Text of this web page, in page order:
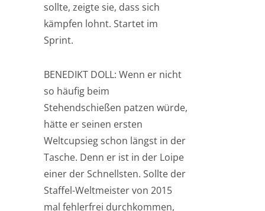
sollte, zeigte sie, dass sich
kämpfen lohnt. Startet im
Sprint.
BENEDIKT DOLL: Wenn er nicht
so häufig beim
Stehendschießen patzen würde,
hätte er seinen ersten
Weltcupsieg schon längst in der
Tasche. Denn er ist in der Loipe
einer der Schnellsten. Sollte der
Staffel-Weltmeister von 2015
mal fehlerfrei durchkommen,